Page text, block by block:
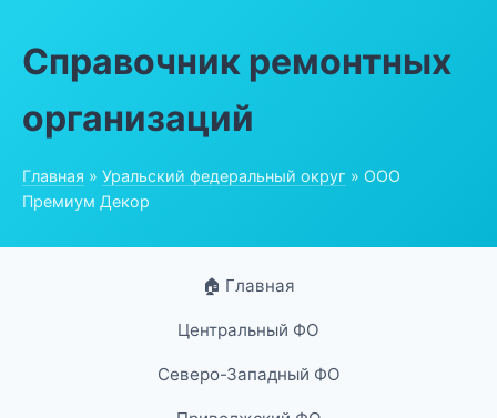
Справочник ремонтных
организаций
Главная » Уральский федеральный округ » ООО
Премиум Декор
🏠 Главная
Центральный ФО
Северо-Западный ФО